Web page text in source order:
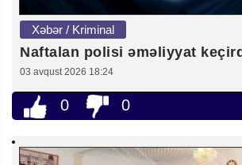
Xəbər / Kriminal
Naftalan polisi əməliyyat
03 avqust 2026 18:24
0 0